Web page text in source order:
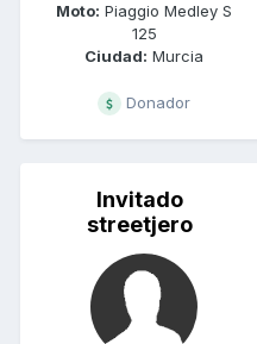
Moto: Piaggio Medley S
125
Ciudad: Murcia
Donador
Invitado
streetjero